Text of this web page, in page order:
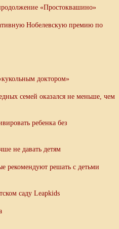
«Простоквашино»
Нобелевскую премию по
доктором»
семей оказался не меньше, чем
ребенка без
не давать детям
рекомендуют решать с детьми
саду Leapkids